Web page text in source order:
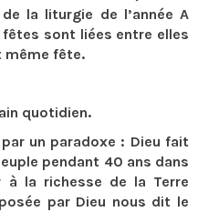
la liturgie de l’année A
sont liées entre elles
même fête.
quotidien.
un paradoxe : Dieu fait
pendant 40 ans dans
à la richesse de la Terre
par Dieu nous dit le